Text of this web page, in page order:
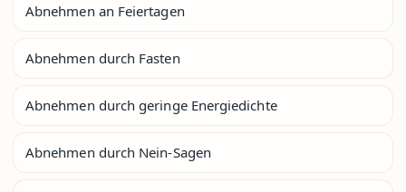
Abnehmen an Feiertagen
Abnehmen durch Fasten
Abnehmen durch geringe Energiedichte
Abnehmen durch Nein-Sagen